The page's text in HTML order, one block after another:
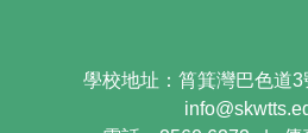
學校地址：筲箕灣巴色道3